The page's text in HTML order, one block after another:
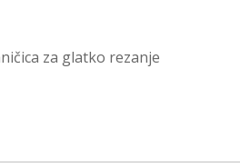
za glatko rezanje